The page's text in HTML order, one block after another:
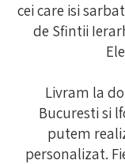
cei care isi
de Sfintii
Livram la
Bucuresti si
putem
personalizat.